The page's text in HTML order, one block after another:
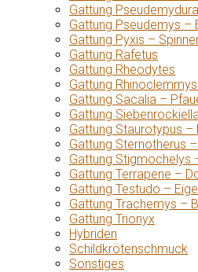
Gattung Pseudemydura
Gattung Pseudemys –
Gattung Pyxis –
Gattung Rafetus
Gattung Rheodytes
Gattung
Gattung Sacalia –
Gattung
Gattung Staurotypus
Gattung Sternotherus
Gattung Stigmochelys
Gattung Terrapene –
Gattung Testudo –
Gattung Trachemys –
Gattung Trionyx
Hybriden
Schildkrötenschmuck
Sonstiges